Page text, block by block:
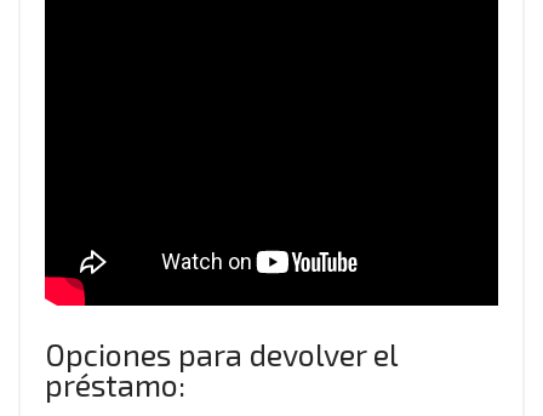
Opciones para devolver el
préstamo: